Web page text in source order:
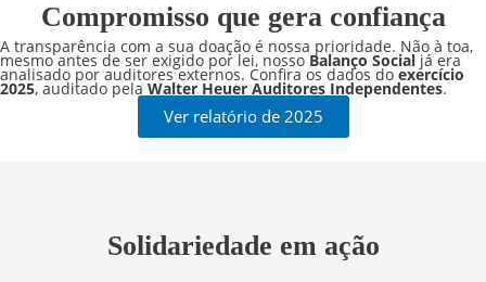
Compromisso que gera confiança
A transparência com a sua doação é nossa prioridade. Não à toa,
mesmo antes de ser exigido por lei, nosso Balanço Social já era
analisado por auditores externos. Confira os dados do exercício
2025, auditado pela Walter Heuer Auditores Independentes.
Ver relatório de 2025
Solidariedade em ação